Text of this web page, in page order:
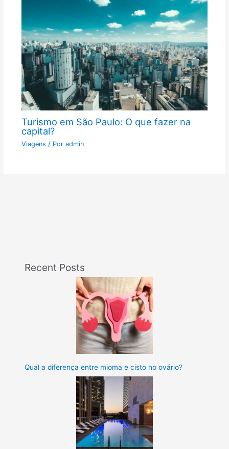
Turismo em São Paulo: O que fazer na
capital?
Viagens / Por admin
Recent Posts
Qual a diferença entre mioma e cisto no ovário?